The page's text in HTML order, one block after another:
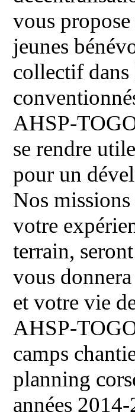
vous
jeunes
collectif dans
AHSP-
se rendre
pour un
Nos
votre
terrain,
vous
et votre vie
AHSP-
camps
planning
années